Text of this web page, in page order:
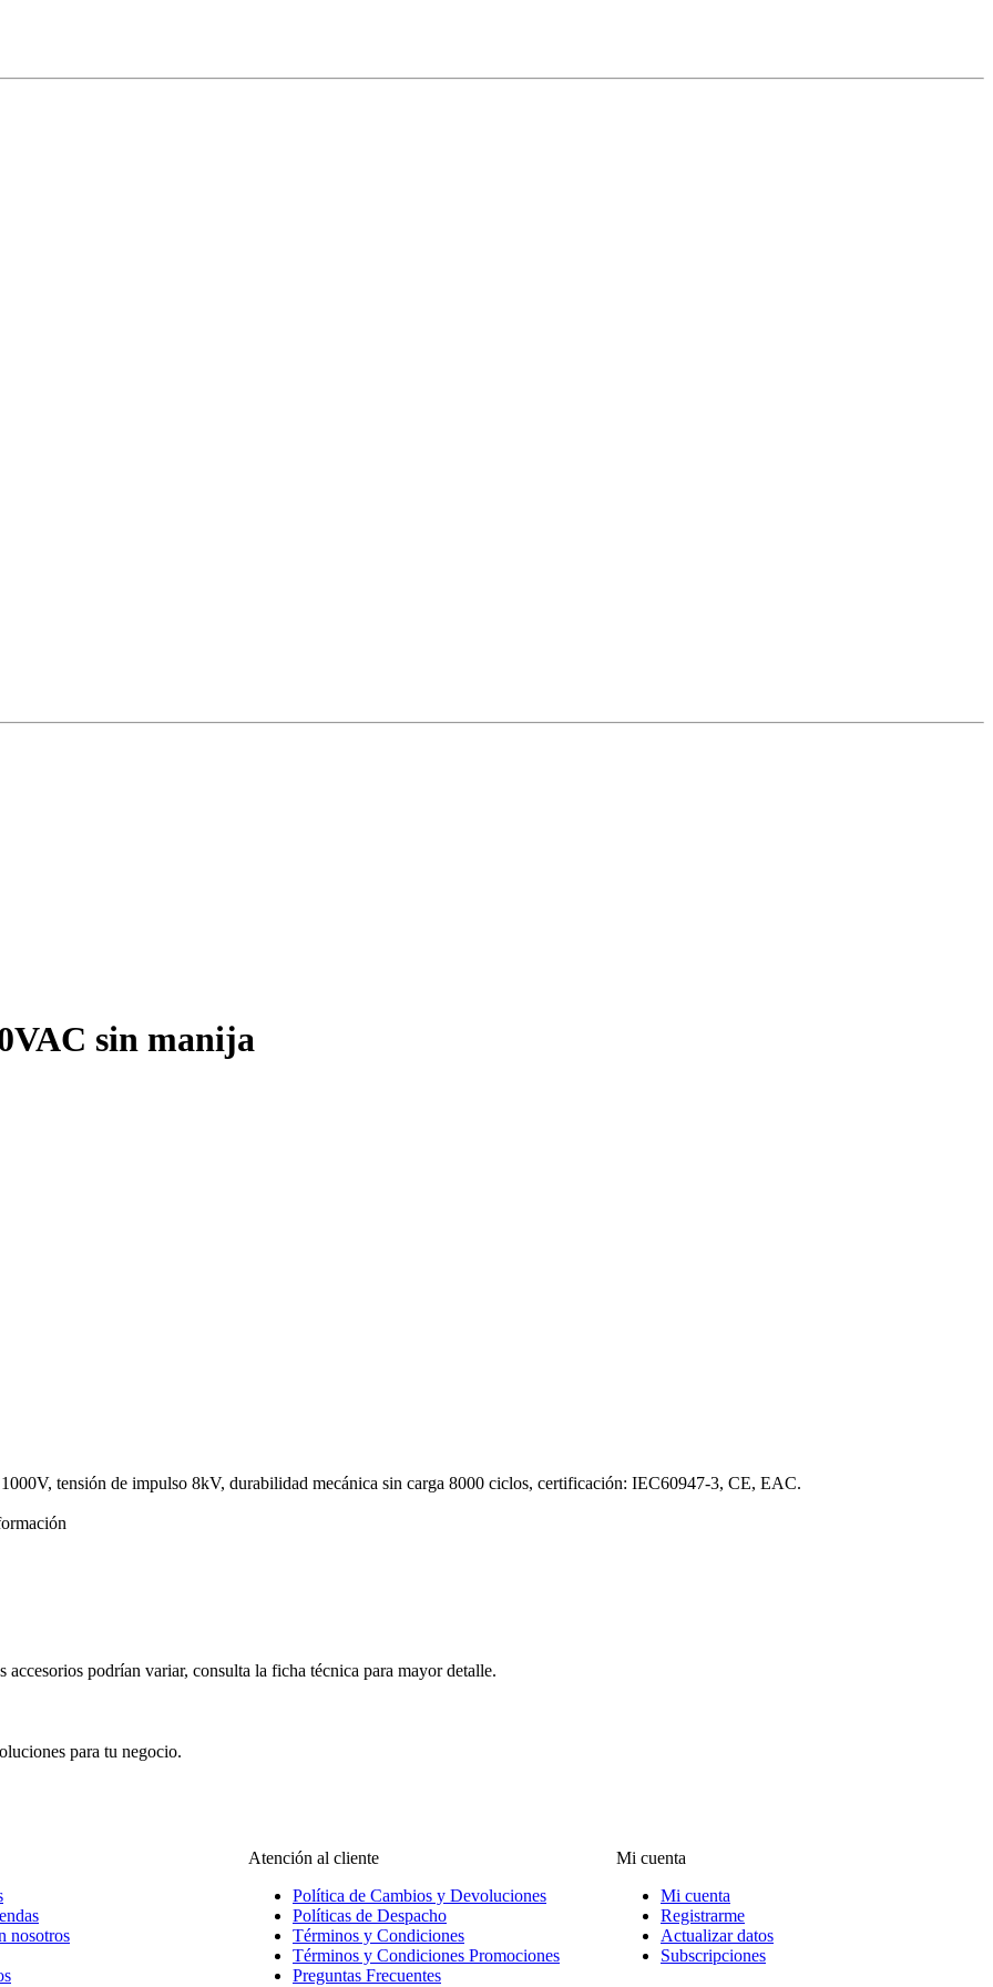
sin manija
tensión de impulso 8kV, durabilidad mecánica sin carga 8000 ciclos, certificación: IEC60947-3, CE, EAC.
podrían variar, consulta la ficha técnica para mayor detalle.
para tu negocio.
nosotros
Atención al cliente
Política de Cambios y Devoluciones
Políticas de Despacho
Términos y Condiciones
Términos y Condiciones Promociones
Preguntas Frecuentes
Mi cuenta
Mi cuenta
Registrarme
Actualizar datos
Subscripciones